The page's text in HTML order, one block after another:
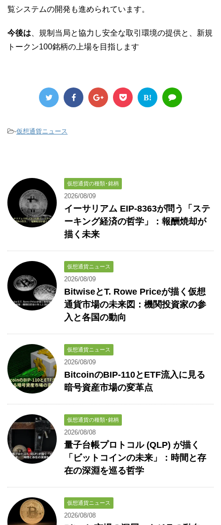
覧システムの開発も進められています。
今後は 、規制当局と協力し安全な取引環境の提供と、新規
トークン100銘柄の上場を目指します
B!
-仮想通貨ニュース
仮想通貨の種類･銘柄
2026/08/09
イーサリアム EIP-8363が問う「ステ
ーキング経済の哲学」：報酬焼却が
描く未来
仮想通貨ニュース
2026/08/09
BitwiseとT. Rowe Priceが描く仮想
通貨市場の未来図：機関投資家の参
入と各国の動向
仮想通貨ニュース
2026/08/09
BitcoinのBIP-110とETF流入に見る
暗号資産市場の変革点
仮想通貨の種類･銘柄
2026/08/08
量子台帳プロトコル (QLP) が描く
「ビットコインの未来」：時間と存
在の深淵を巡る哲学
仮想通貨ニュース
2026/08/08